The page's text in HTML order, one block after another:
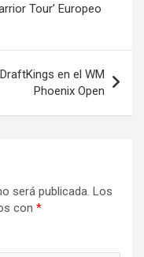
Tour’ Europeo
en el WM
Phoenix Open
será publicada. Los
con *